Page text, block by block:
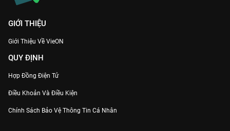
GIỚI THIỆU
Giới Thiệu Về VieON
QUY ĐỊNH
Hợp Đồng Điện Tử
Điều Khoản Và Điều Kiện
Chính Sách Bảo Vệ Thông Tin Cá Nhân